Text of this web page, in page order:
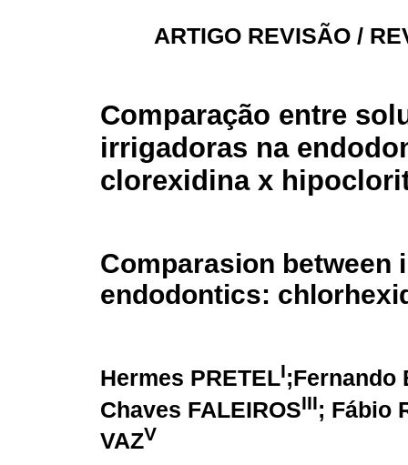
ARTIGO REVISÃO /
Comparação entre
irrigadoras na
clorexidina x
Comparasion
endodontics:
Hermes PRETELI;Fernando
Chaves FALEIROSIII; Fábio
VAZV